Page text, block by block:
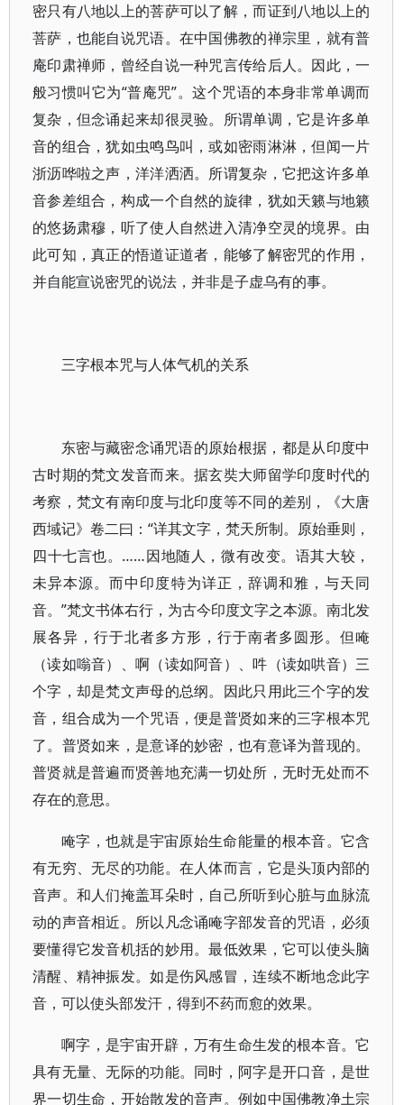
密只有八地以上的菩萨可以了解，而证到八地以上的
菩萨，也能自说咒语。在中国佛教的禅宗里，就有普
庵印肃禅师，曾经自说一种咒言传给后人。因此，一
般习惯叫它为“普庵咒”。这个咒语的本身非常单调而
复杂，但念诵起来却很灵验。所谓单调，它是许多单
音的组合，犹如虫鸣鸟叫，或如密雨淋淋，但闻一片
浙沥哗啦之声，洋洋洒洒。所谓复杂，它把这许多单
音参差组合，构成一个自然的旋律，犹如天籁与地籁
的悠扬肃穆，听了使人自然进入清净空灵的境界。由
此可知，真正的悟道证道者，能够了解密咒的作用，
并自能宣说密咒的说法，并非是子虚乌有的事。
三字根本咒与人体气机的关系
东密与藏密念诵咒语的原始根据，都是从印度中
古时期的梵文发音而来。据玄奘大师留学印度时代的
考察，梵文有南印度与北印度等不同的差别，《大唐
西域记》卷二曰：“详其文字，梵天所制。原始垂则，
四十七言也。……因地随人，微有改变。语其大较，
未异本源。而中印度特为详正，辞调和雅，与天同
音。”梵文书体右行，为古今印度文字之本源。南北发
展各异，行于北者多方形，行于南者多圆形。但唵
（读如嗡音）、啊（读如阿音）、吽（读如哄音）三
个字，却是梵文声母的总纲。因此只用此三个字的发
音，组合成为一个咒语，便是普贤如来的三字根本咒
了。普贤如来，是意译的妙密，也有意译为普现的。
普贤就是普遍而贤善地充满一切处所，无时无处而不
存在的意思。
唵字，也就是宇宙原始生命能量的根本音。它含
有无穷、无尽的功能。在人体而言，它是头顶内部的
音声。和人们掩盖耳朵时，自己所听到心脏与血脉流
动的声音相近。所以凡念诵唵字部发音的咒语，必须
要懂得它发音机括的妙用。最低效果，它可以使头脑
清醒、精神振发。如是伤风感冒，连续不断地念此字
音，可以使头部发汗，得到不药而愈的效果。
啊字，是宇宙开辟，万有生命生发的根本音。它
具有无量、无际的功能。同时，阿字是开口音，是世
界一切生命，开始散发的音声。例如中国佛教净土宗